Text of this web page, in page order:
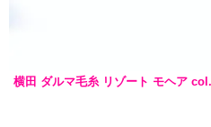
横田 ダルマ毛糸 リゾート モヘア